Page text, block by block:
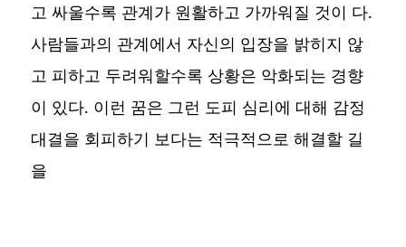
고 싸울수록 관계가 원활하고 가까워질 것이 다.
사람들과의 관계에서 자신의 입장을 밝히지 않
고 피하고 두려워할수록 상황은 악화되는 경향
이 있다. 이런 꿈은 그런 도피 심리에 대해 감정
대결을 회피하기 보다는 적극적으로 해결할 길
을